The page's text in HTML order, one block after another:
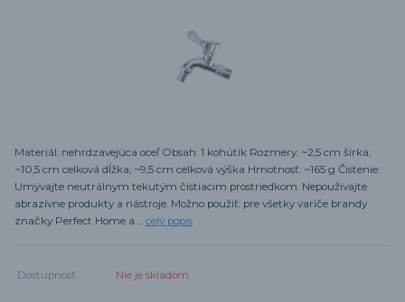
Materiál: nehrdzavejúca oceľ Obsah: 1 kohútik Rozmery: ~2,5 cm šírka;
~10,5 cm celková dĺžka; ~9,5 cm celková výška Hmotnosť: ~165 g Čistenie:
Umývajte neutrálnym tekutým čistiacim prostriedkom. Nepoužívajte
abrazívne produkty a nástroje. Možno použiť: pre všetky variče brandy
značky Perfect Home a ... celý popis
Dostupnosť Nie je skladom